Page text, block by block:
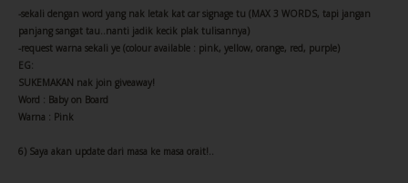
-sekali dengan word yang nak letak kat car signage tu (MAX 3 WORDS, tapi jangan
panjang sangat tau..nanti jadik kecik plak tulisannya)
-request warna sekali ye (colour available : pink, yellow, orange, red, purple)
EG:
SUKEMAKAN nak join giveaway!
Word : Baby on Board
Warna : Pink
6) Saya akan update dari masa ke masa orait!..
Ha..all crafters..
jom jengah apa yang boleh anda beli..